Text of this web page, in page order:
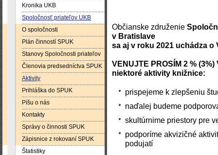
Občianske združenie
v Bratislave
sa aj v roku 2021 uchádza
VENUJTE PROSÍM 2 % (3%)
niektoré aktivity knižnice:
prispejeme k zlepšeniu
naďalej budeme
skultúrnime priestory pre
podporíme akvizičné
podujatí
Kronika UKB
Spoločnosť priateľov UKB
O spoločnosti
Plán činností SPUK
Stanovy Spoločnosti priateľov
Členovia predsedníctva SPUK
Aktivity
Prihláška do SPUK
Píšu o nás
Kontakty
Správy o činnosti SPUK
Zápisnice z rokovaní SPUK
Štatistiky